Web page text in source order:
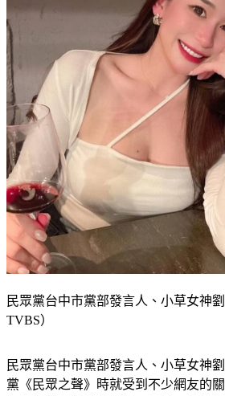
民眾黨台中市黨部發言人、小草女神
TVBS）
民眾黨台中市黨部發言人、小草女神
黨《民眾之聲》時就受到不少網友的